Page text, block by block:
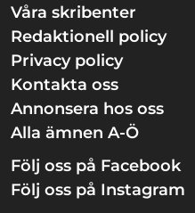
Våra skribenter
Redaktionell policy
Privacy policy
Kontakta oss
Annonsera hos oss
Alla ämnen A-Ö
Följ oss på Facebook
Följ oss på Instagram